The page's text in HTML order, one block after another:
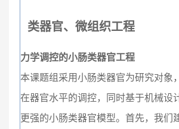
类器官、微组织工程
力学调控的小肠类器官工程
本课题组采用小肠类器官为研究对象
在器官水平的调控，同时基于机械设
更强的小肠类器官模型。首先，我们